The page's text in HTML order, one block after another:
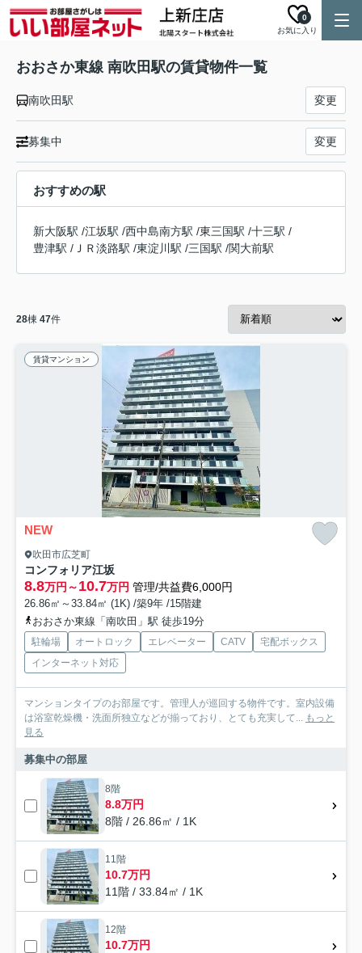
お気に入り
0
おおさか東線 南吹田駅の賃貸物件一覧
南吹田駅 変更
募集中 変更
おすすめの駅
新大阪駅 /江坂駅 /西中島南方駅 /東三国駅 /十三駅 /
豊津駅 / ＪＲ淡路駅 /東淀川駅 /三国駅 /関大前駅
28棟 47件
賃貸マンション
NEW
吹田市広芝町
コンフォリア江坂
8.8万円～10.7万円 管理/共益費6,000円
26.86㎡～33.84㎡ (1K) /築9年 /15階建
おおさか東線「南吹田」駅 徒歩19分
駐輪場 オートロック エレベーター CATV
宅配ボックス
インターネット対応
マンションタイプのお部屋です。管理人が巡回する物件です。室内設備
は浴室乾燥機・洗面所独立などが揃っており、とても充実して... もっと
見る
募集中の部屋
8階
8.8万円
8階 / 26.86㎡ / 1K
11階
10.7万円
11階 / 33.84㎡ / 1K
12階
10.7万円